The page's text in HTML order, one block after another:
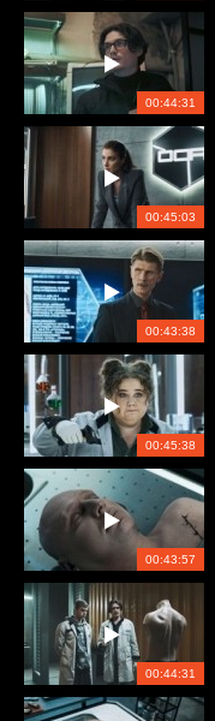
00:44:31
00:45:03
00:43:38
00:45:38
00:43:57
00:44:31